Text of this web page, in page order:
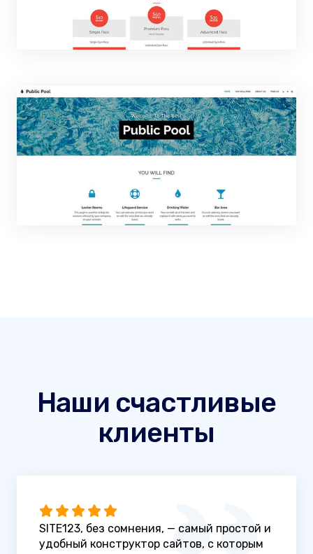
Наши счастливые
клиенты
SITE123, без сомнения, — самый простой и
удобный конструктор сайтов, с которым